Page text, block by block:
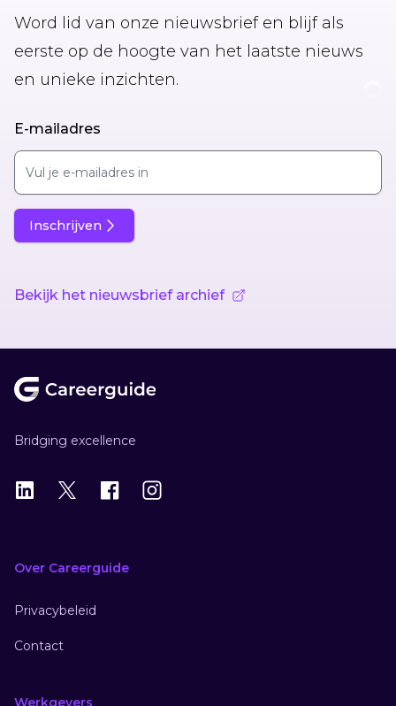
Word lid van onze nieuwsbrief en blijf als
eerste op de hoogte van het laatste nieuws
en unieke inzichten.
E-mailadres
Inschrijven
Bekijk het nieuwsbrief archief
Bridging excellence
LinkedIn
X Instagram
Over Careerguide
Privacybeleid
Contact
Werkgevers